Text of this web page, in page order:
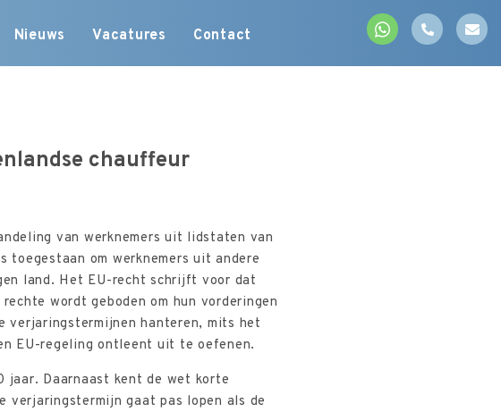
Nieuws Vacatures Contact
chauffeur
van werknemers uit lidstaten van
om werknemers uit andere
land. Het EU-recht schrijft voor dat
wordt geboden om hun vorderingen
verjaringstermijnen hanteren, mits het
EU-regeling ontleent uit te oefenen.
jaar. Daarnaast kent de wet korte
verjaringstermijn gaat pas lopen als de